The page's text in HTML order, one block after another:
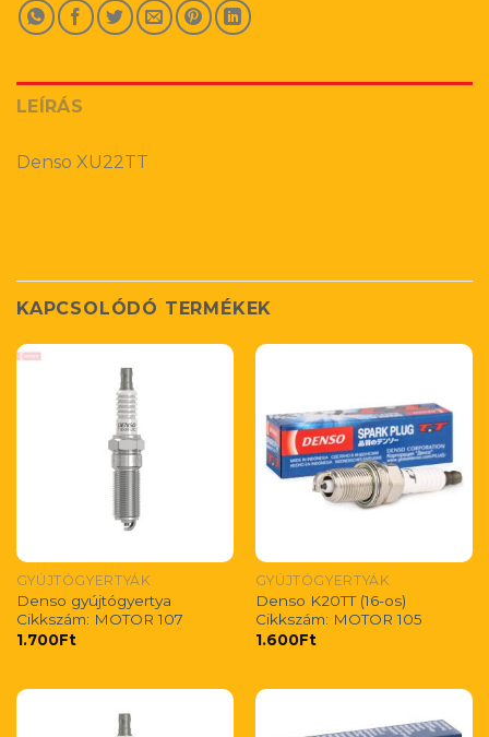
LEÍRÁS
Denso XU22TT
KAPCSOLÓDÓ TERMÉKEK
GYÚJTÓGYERTYÁK
Denso gyújtógyertya
Cikkszám: MOTOR 107
1.700Ft
GYÚJTÓGYERTYÁK
Denso K20TT (16-os)
Cikkszám: MOTOR 105
1.600Ft